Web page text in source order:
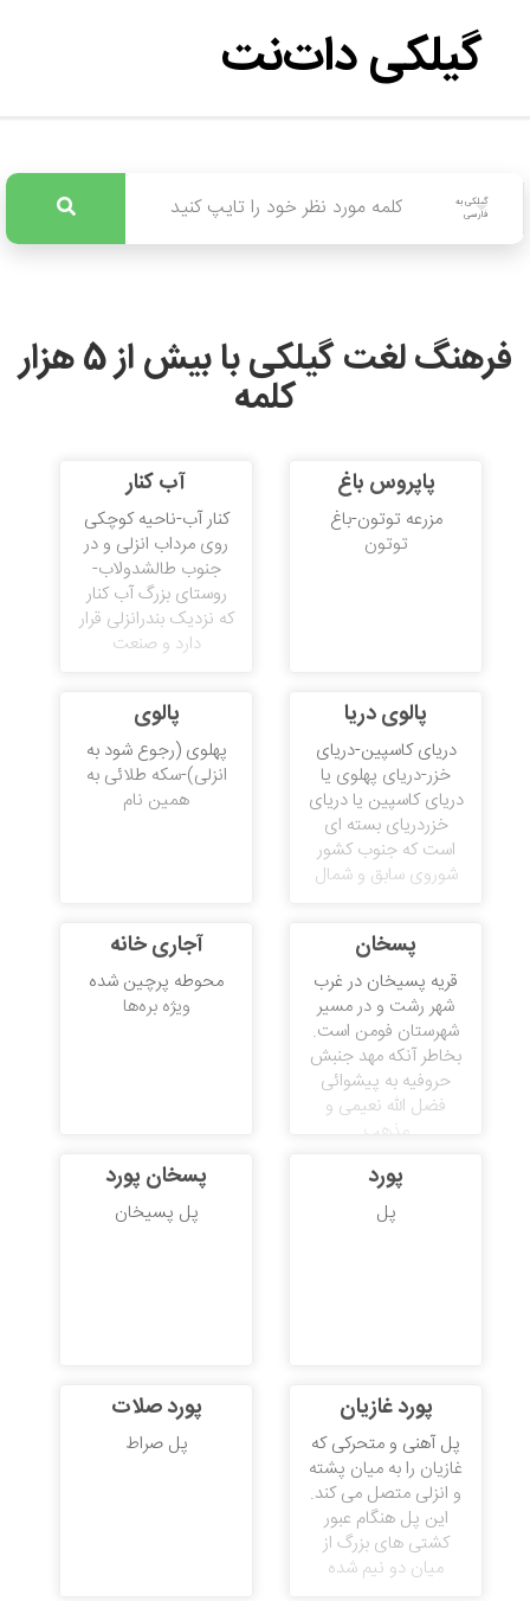
گیلکی دات‌نت
گیلکی به
فارسی
فرهنگ لغت گیلکی با بیش از 5 هزار
کلمه
آب کنار
کنار آب-ناحیه کوچکی
روی مرداب انزلی و در
جنوب طالشدولاب-
روستای بزرگ آب کنار
که نزدیک بندرانزلی قرار
دارد و صنعت
پاپروس باغ
مزرعه توتون-باغ
توتون
پالوی
پهلوی (رجوع شود به
انزلی)-سکه طلائی به
همین نام
پالوی دریا
دریای کاسپین-دریای
خزر-دریای پهلوی یا
دریای کاسپین یا دریای
خزردریای بسته ای
است که جنوب کشور
شوروی سابق و شمال
آجاری خانه
محوطه پرچین شده
ویژه بره‌ها
پسخان
قریه پسیخان در غرب
شهر رشت و در مسیر
شهرستان فومن است.
بخاطر آنکه مهد جنبش
حروفیه به پیشوائی
فضل الله نعیمی و
مذهب
پسخان پورد
پل پسیخان
پورد
پل
پورد صلات
پل صراط
پورد غازیان
پل آهنی و متحرکی که
غازیان را به میان پشته
و انزلی متصل می کند.
این پل هنگام عبور
کشتی های بزرگ از
میان دو نیم شده